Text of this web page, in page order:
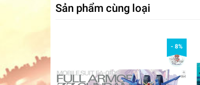
Sản phẩm cùng loại
- 8%